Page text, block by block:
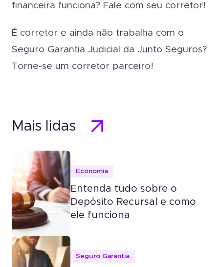
financeira funciona? Fale com seu corretor!
É corretor e ainda não trabalha com o
Seguro Garantia Judicial da Junto Seguros?
Torne-se um corretor parceiro!
Mais lidas
Economia
Entenda tudo sobre o
Depósito Recursal e como
ele funciona
Seguro Garantia